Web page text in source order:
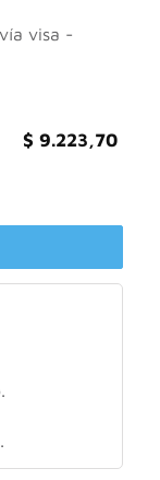
vía visa -
$ 9.223,70